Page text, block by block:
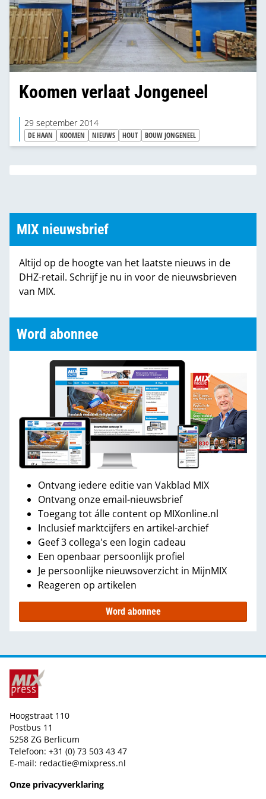
Koomen verlaat Jongeneel
29 september 2014
DE HAAN KOOMEN NIEUWS HOUT BOUW JONGENEEL
MIX nieuwsbrief
Altijd op de hoogte van het laatste nieuws in de
DHZ-retail. Schrijf je nu in voor de nieuwsbrieven
van MIX.
Word abonnee
Ontvang iedere editie van Vakblad MIX
Ontvang onze email-nieuwsbrief
Toegang tot álle content op MIXonline.nl
Inclusief marktcijfers en artikel-archief
Geef 3 collega's een login cadeau
Een openbaar persoonlijk profiel
Je persoonlijke nieuwsoverzicht in MijnMIX
Reageren op artikelen
Word abonnee
Hoogstraat 110
Postbus 11
5258 ZG Berlicum
Telefoon: +31 (0) 73 503 43 47
E-mail: redactie@mixpress.nl
Onze privacyverklaring